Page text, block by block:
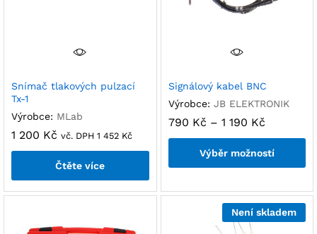
Snímač tlakových pulzací
Tx-1
Výrobce: MLab
1 200 Kč vč. DPH 1 452 Kč
Čtěte více
Signálový kabel BNC
Výrobce: JB ELEKTRONIK
790 Kč – 1 190 Kč
Výběr možností
Není skladem